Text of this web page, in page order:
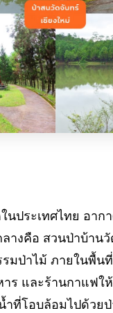
ประเทศไทย อาก
างคือ สวนป่าบ้าน
รมป่าไม้ ภายในพื้น
าร และร้านกาแฟใ
ำที่โอบล้อมไปด้วย